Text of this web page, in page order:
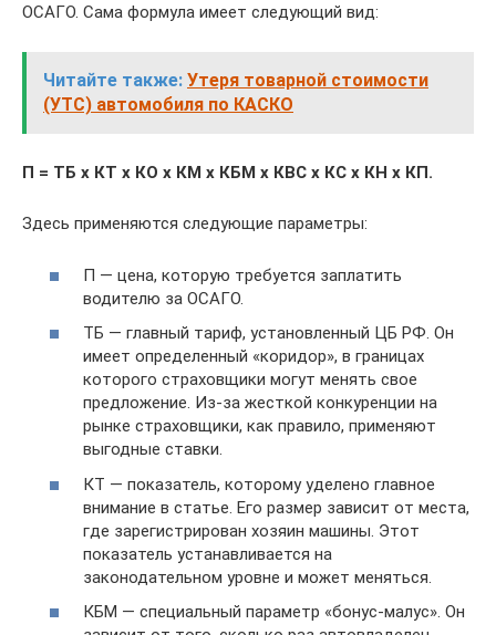
ОСАГО. Сама формула имеет следующий вид:
Читайте также: Утеря товарной стоимости
(УТС) автомобиля по КАСКО
П = ТБ х КТ х КО х КМ х КБМ х КВС х КС х КН х КП.
Здесь применяются следующие параметры:
П — цена, которую требуется заплатить
водителю за ОСАГО.
ТБ — главный тариф, установленный ЦБ РФ. Он
имеет определенный «коридор», в границах
которого страховщики могут менять свое
предложение. Из-за жесткой конкуренции на
рынке страховщики, как правило, применяют
выгодные ставки.
КТ — показатель, которому уделено главное
внимание в статье. Его размер зависит от места,
где зарегистрирован хозяин машины. Этот
показатель устанавливается на
законодательном уровне и может меняться.
КБМ — специальный параметр «бонус-малус». Он